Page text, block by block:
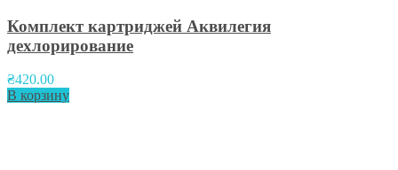
Комплект картриджей Аквилегия
дехлорирование
₴420.00
В корзину